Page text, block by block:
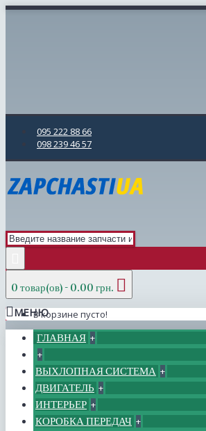
095 222 88 66
098 239 46 57
0 товар(ов) - 0.00 грн.
В корзине пусто!
МЕНЮ
ГЛАВНАЯ +
+
ВЫХЛОПНАЯ СИСТЕМА +
ДВИГАТЕЛЬ +
ИНТЕРЬЕР +
КОРОБКА ПЕРЕДАЧ +